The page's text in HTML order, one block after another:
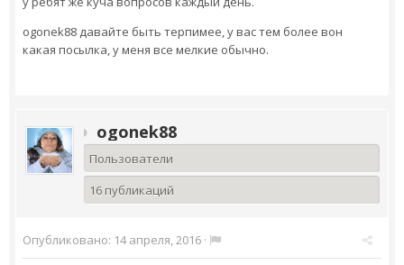
ogonek88 давайте быть терпимее, у вас тем более вон
какая посылка, у меня все мелкие обычно.
ogonek88
Пользователи
16 публикаций
Опубликовано: 14 апреля, 2016 ·